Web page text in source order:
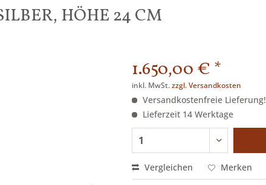
HÖHE 24 CM
1.650,00 € *
inkl. MwSt.zzgl. Versandkosten
Versandkostenfreie Lieferung!
Lieferzeit 14 Werktage
Vergleichen Merken